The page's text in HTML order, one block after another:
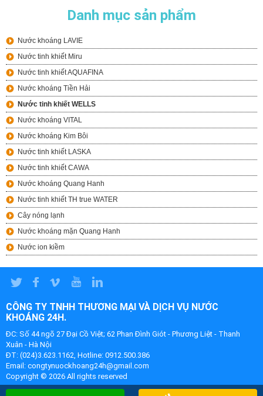
Danh mục sản phẩm
Nước khoáng LAVIE
Nước tinh khiết Miru
Nước tinh khiết AQUAFINA
Nước khoáng Tiền Hải
Nước tinh khiết WELLS
Nước khoáng VITAL
Nước khoáng Kim Bôi
Nước tinh khiết LASKA
Nước tinh khiết CAWA
Nước khoáng Quang Hanh
Nước tinh khiết TH true WATER
Cây nóng lạnh
Nước khoáng mặn Quang Hanh
Nước ion kiềm
CÔNG TY TNHH THƯƠNG MẠI VÀ DỊCH VỤ NƯỚC
KHOÁNG 24H.
ĐC: Số 44 ngõ 27 Đại Cồ Việt; 62 Phan Đình Giót - Phương Liệt - Thanh
Xuân - Hà Nội
ĐT: (024)3.623.1162, Hotline: 0912.500.386
Email: congtynuockhoang24h@gmail.com
Copyright © 2026 All rights reserved